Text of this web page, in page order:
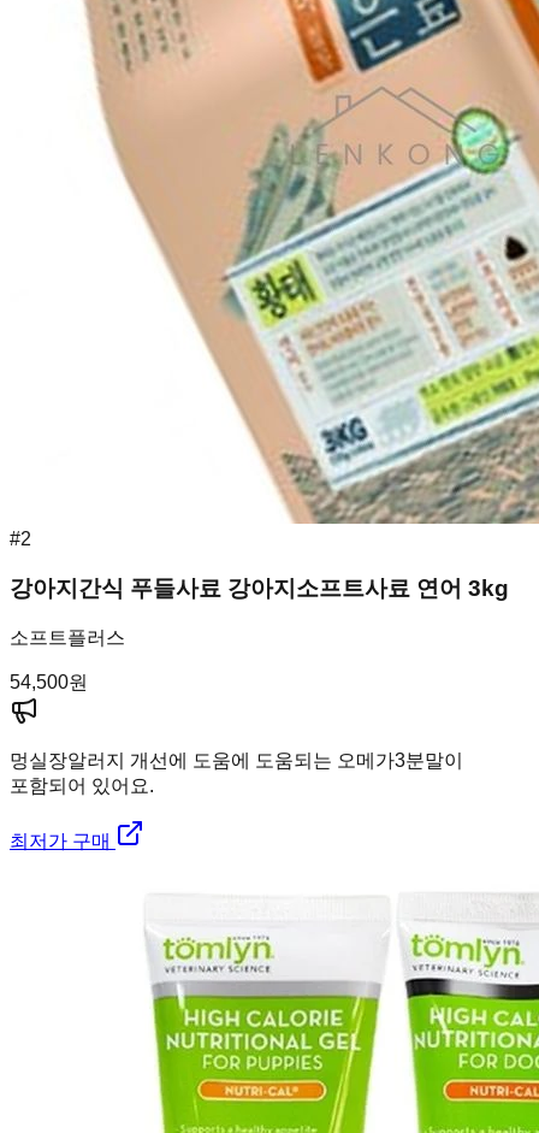
#2
강아지간식 푸들사료 강아지소프트사료 연어 3kg
소프트플러스
54,500원
멍실장알러지 개선에 도움에 도움되는 오메가3분말이
포함되어 있어요.
최저가 구매